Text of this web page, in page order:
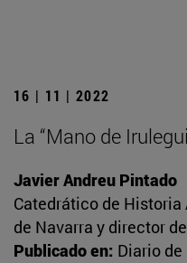
16 | 11 | 2022
La “Mano de
Javier Andreu Pintado
Catedrático de
de Navarra y director
Publicado en: Diario de